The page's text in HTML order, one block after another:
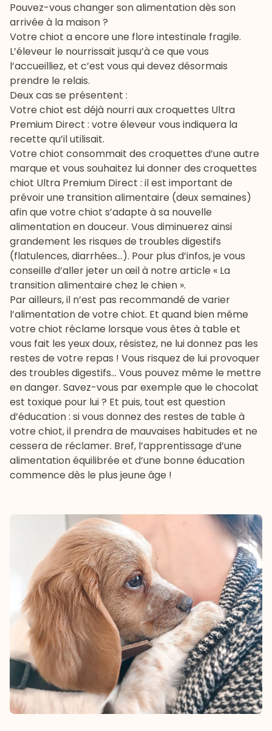
Pouvez-vous changer son alimentation dès son
arrivée à la maison ?
Votre chiot a encore une flore intestinale fragile.
L’éleveur le nourrissait jusqu’à ce que vous
l’accueilliez, et c’est vous qui devez désormais
prendre le relais.
Deux cas se présentent :
Votre chiot est déjà nourri aux croquettes Ultra
Premium Direct : votre éleveur vous indiquera la
recette qu’il utilisait.
Votre chiot consommait des croquettes d’une autre
marque et vous souhaitez lui donner des croquettes
chiot Ultra Premium Direct : il est important de
prévoir une transition alimentaire (deux semaines)
afin que votre chiot s’adapte à sa nouvelle
alimentation en douceur. Vous diminuerez ainsi
grandement les risques de troubles digestifs
(flatulences, diarrhées…). Pour plus d’infos, je vous
conseille d’aller jeter un œil à notre article « La
transition alimentaire chez le chien ».
Par ailleurs, il n’est pas recommandé de varier
l’alimentation de votre chiot. Et quand bien même
votre chiot réclame lorsque vous êtes à table et
vous fait les yeux doux, résistez, ne lui donnez pas les
restes de votre repas ! Vous risquez de lui provoquer
des troubles digestifs… Vous pouvez même le mettre
en danger. Savez-vous par exemple que le chocolat
est toxique pour lui ? Et puis, tout est question
d’éducation : si vous donnez des restes de table à
votre chiot, il prendra de mauvaises habitudes et ne
cessera de réclamer. Bref, l’apprentissage d’une
alimentation équilibrée et d’une bonne éducation
commence dès le plus jeune âge !